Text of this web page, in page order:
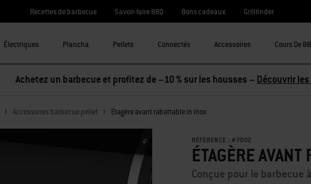
Recettes de barbecue Savoir-faire BBQ Bons cadeaux Grillfinder
Électriques Plancha Pellets Connectés Accessoires Cours De
Achetez un barbecue et profitez de –10 % sur les housses – Découvrir
Accessoires barbecue pellet Étagère avant rabattable in inox
RÉFÉRENCE : # 7002
ÉTAGÈRE
Conçue pour le barbecue